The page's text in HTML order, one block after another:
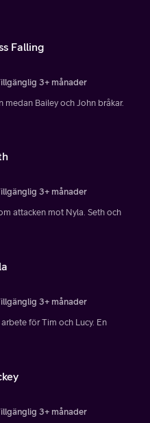
Falling
3+ månader
Bailey och John bråkar.
3+ månader
attacken mot Nyla. Seth och
3+ månader
för Tim och Lucy. En
3+ månader